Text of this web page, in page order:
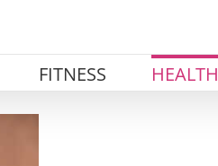
FITNESS HEALTH